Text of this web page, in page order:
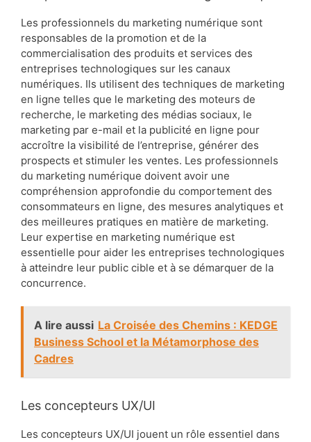
Les professionnels du marketing numérique sont
responsables de la promotion et de la
commercialisation des produits et services des
entreprises technologiques sur les canaux
numériques. Ils utilisent des techniques de marketing
en ligne telles que le marketing des moteurs de
recherche, le marketing des médias sociaux, le
marketing par e-mail et la publicité en ligne pour
accroître la visibilité de l’entreprise, générer des
prospects et stimuler les ventes. Les professionnels
du marketing numérique doivent avoir une
compréhension approfondie du comportement des
consommateurs en ligne, des mesures analytiques et
des meilleures pratiques en matière de marketing.
Leur expertise en marketing numérique est
essentielle pour aider les entreprises technologiques
à atteindre leur public cible et à se démarquer de la
concurrence.
A lire aussi La Croisée des Chemins : KEDGE
Business School et la Métamorphose des
Cadres
Les concepteurs UX/UI
Les concepteurs UX/UI jouent un rôle essentiel dans